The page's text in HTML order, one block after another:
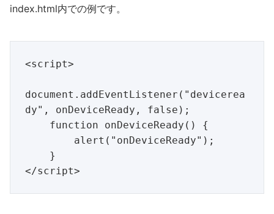
index.html内での例です。
<script>
document.addEventListener("devicerea
dy", onDeviceReady, false);